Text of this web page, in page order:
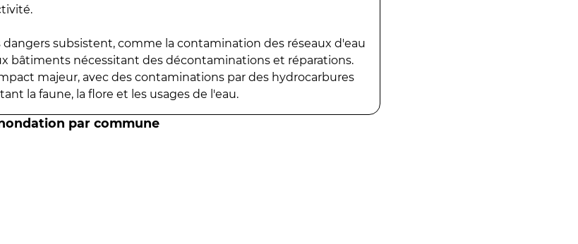
dangers subsistent, comme la contamination des réseaux d'eau
bâtiments nécessitant des décontaminations et réparations.
majeur, avec des contaminations par des hydrocarbures
la faune, la flore et les usages de l'eau.
par commune